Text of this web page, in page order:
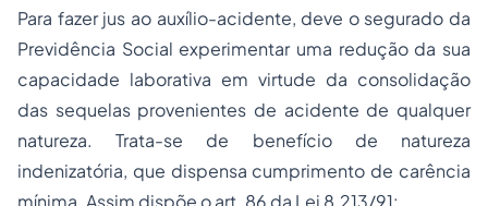
Para fazer jus ao auxílio-acidente, deve o segurado da
Previdência Social experimentar uma redução da sua
capacidade laborativa em virtude da consolidação
das sequelas provenientes de acidente de qualquer
natureza. Trata-se de benefício de natureza
indenizatória, que dispensa cumprimento de carência
mínima. Assim dispõe o art. 86 da Lei 8.213/91: